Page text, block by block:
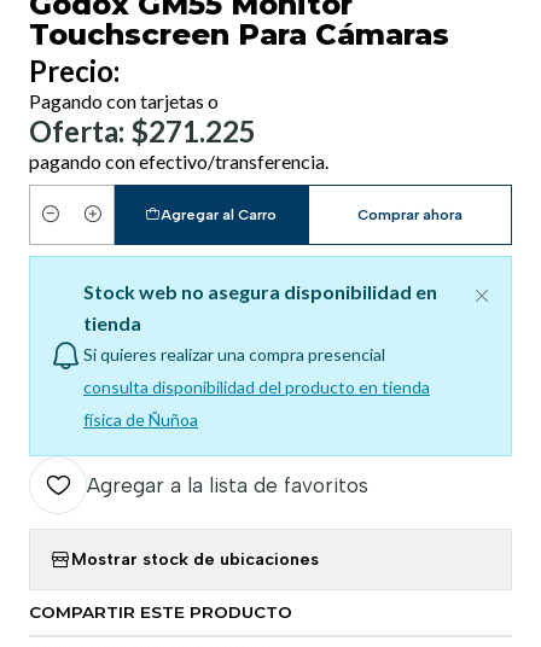
Touchscreen Para Cámaras
Precio:
Pagando con tarjetas o
Oferta: $271.225
pagando con efectivo/transferencia.
Cantidad
Agregar al Carro Comprar ahora
Stock web no asegura disponibilidad en
tienda
Si quieres realizar una compra presencial
consulta disponibilidad del producto en tienda
física de Ñuñoa
Agregar a la lista de favoritos
Mostrar stock de ubicaciones
COMPARTIR ESTE PRODUCTO